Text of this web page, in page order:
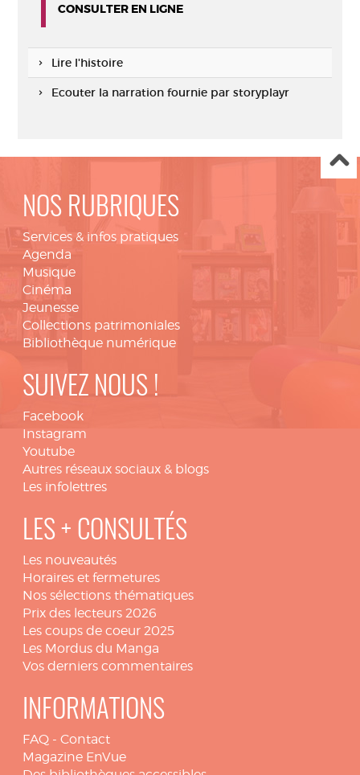
CONSULTER EN LIGNE
Lire l'histoire
Ecouter la narration fournie par storyplayr
NOS RUBRIQUES
Services & infos pratiques
Agenda
Musique
Cinéma
Jeunesse
Collections patrimoniales
Bibliothèque numérique
SUIVEZ NOUS !
Facebook
Instagram
Youtube
Autres réseaux sociaux & blogs
Les infolettres
LES + CONSULTÉS
Les nouveautés
Horaires et fermetures
Nos sélections thématiques
Prix des lecteurs 2026
Les coups de coeur 2025
Les Mordus du Manga
Vos derniers commentaires
INFORMATIONS
FAQ - Contact
Magazine EnVue